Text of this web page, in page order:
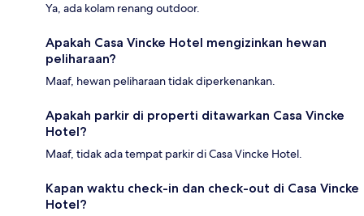
Ya, ada kolam renang outdoor.
Apakah Casa Vincke Hotel mengizinkan hewan
peliharaan?
Maaf, hewan peliharaan tidak diperkenankan.
Apakah parkir di properti ditawarkan Casa Vincke
Hotel?
Maaf, tidak ada tempat parkir di Casa Vincke Hotel.
Kapan waktu check-in dan check-out di Casa Vincke
Hotel?